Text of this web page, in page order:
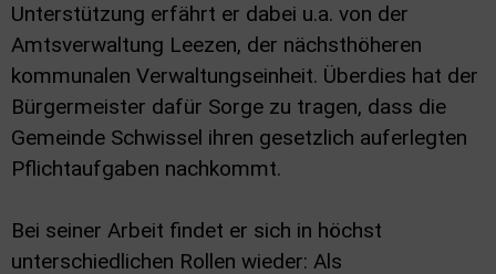
Unterstützung erfährt er dabei u.a. von der
Amtsverwaltung Leezen, der nächsthöheren
kommunalen Verwaltungseinheit. Überdies hat der
Bürgermeister dafür Sorge zu tragen, dass die
Gemeinde Schwissel ihren gesetzlich auferlegten
Pflichtaufgaben nachkommt.
Bei seiner Arbeit findet er sich in höchst
unterschiedlichen Rollen wieder: Als